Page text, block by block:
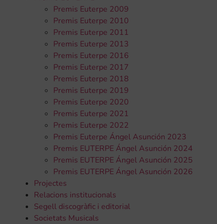
Premis Euterpe 2009
Premis Euterpe 2010
Premis Euterpe 2011
Premis Euterpe 2013
Premis Euterpe 2016
Premis Euterpe 2017
Premis Euterpe 2018
Premis Euterpe 2019
Premis Euterpe 2020
Premis Euterpe 2021
Premis Euterpe 2022
Premis Euterpe Ángel Asunción 2023
Premis EUTERPE Ángel Asunción 2024
Premis EUTERPE Ángel Asunción 2025
Premis EUTERPE Ángel Asunción 2026
Projectes
Relacions institucionals
Segell discogràfic i editorial
Societats Musicals